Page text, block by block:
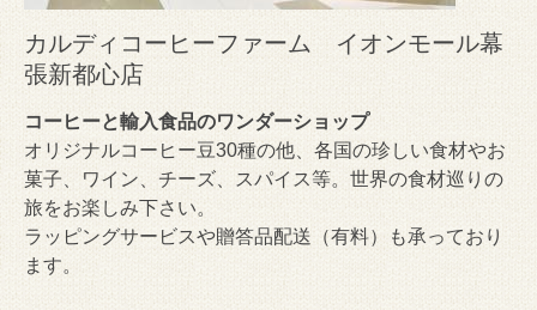
カルディコーヒーファーム イオンモール幕
張新都心店
コーヒーと輸入食品のワンダーショップ
オリジナルコーヒー豆30種の他、各国の珍しい食材やお
菓子、ワイン、チーズ、スパイス等。世界の食材巡りの
旅をお楽しみ下さい。
ラッピングサービスや贈答品配送（有料）も承っており
ます。